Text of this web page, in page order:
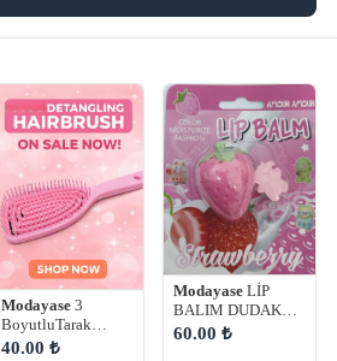
Modayase 3
BoyutluTarak
Plastik Uçlu
40.00 ₺
Modayase LİP
BALIM DUDAK
ÇATLAKLARI İÇİN
60.00 ₺